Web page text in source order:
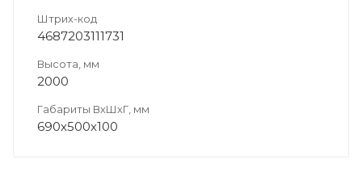
Штрих-код
4687203111731
Высота, мм
2000
Габариты ВхШхГ, мм
690х500х100